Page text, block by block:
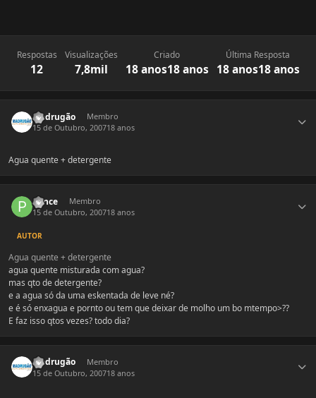
Respostas
12
Visualizações
7,8mil
Criado
18 anos18 anos
Última Resposta
18 anos18 anos
Madrugão
Membro
15 de Outubro, 200718 anos
Agua quente + detergente
Ponce
Membro
15 de Outubro, 200718 anos
AUTOR
Agua quente + detergente
agua quente misturada com agua?
mas qto de detergente?
e a agua só da uma eskentada de leve né?
e é só enxagua e pornto ou tem que deixar de molho um bo mtempo>??
E faz isso qtos vezes? todo dia?
Madrugão
Membro
15 de Outubro, 200718 anos